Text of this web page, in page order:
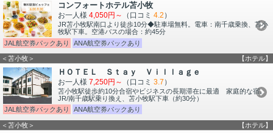
コンフォートホテル苫小牧
お一人様 4,050円～ （口コミ 4.2 ）
JR苫小牧駅南口より徒歩10分◆駐車場無料。電車：南千歳乗換、苫小
牧駅下車。空港バスの場合：約45分
JAL航空券パックあり
ANA航空券パックあり
＜苫小牧＞ 【ホテル】
ＨＯＴＥＬ Ｓｔａｙ Ｖｉｌｌａｇｅ
お一人様 7,250円～ （口コミ 3.7 ）
苫小牧駅徒歩約10分合宿やビジネスの長期滞在に最適 家庭的な宿。
JR/南千歳駅乗り換え、苫小牧駅下車（約30分）
JAL航空券パックあり
ANA航空券パックあり
＜苫小牧＞ 【ホテル】